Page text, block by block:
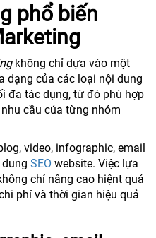
phổ biến
không chỉ dựa vào một
dạng của các loại nội dung
đa tác dụng, từ đó phù hợp
cầu của từng nhóm
video, infographic, email
SEO website. Việc lựa
chỉ nâng cao hiệnt quả
phí và thời gian hiệu quả